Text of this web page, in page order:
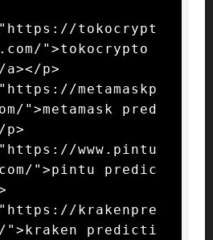
tokocrypt
">tokocrypto
p>
metamaskp
">metamask pred
www.pintu
">pintu predic
krakenpre
">kraken predicti